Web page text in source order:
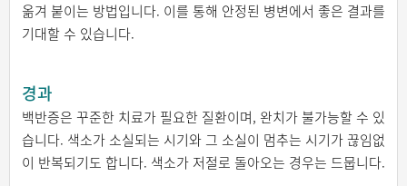
옮겨 붙이는 방법입니다. 이를 통해 안정된 병변에서 좋은 결과를
기대할 수 있습니다.
경과
백반증은 꾸준한 치료가 필요한 질환이며, 완치가 불가능할 수 있
습니다. 색소가 소실되는 시기와 그 소실이 멈추는 시기가 끊임없
이 반복되기도 합니다. 색소가 저절로 돌아오는 경우는 드뭅니다.